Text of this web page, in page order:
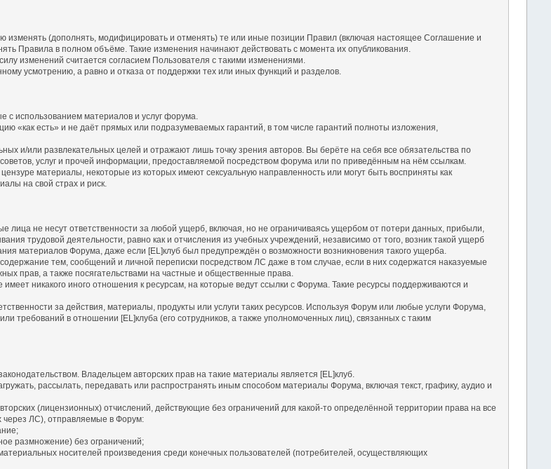
изменять (дополнять, модифицировать и отменять) те или иные позиции Правил (включая настоящее Соглашение и
Правила в полном объёме. Такие изменения начинают действовать с момента их опубликования.
изменений считается согласием Пользователя с такими изменениями.
усмотрению, а равно и отказа от поддержки тех или иных функций и разделов.
с использованием материалов и услуг форума.
«как есть» и не даёт прямых или подразумеваемых гарантий, в том числе гарантий полноты изложения,
и/или развлекательных целей и отражают лишь точку зрения авторов. Вы берёте на себя все обязательства по
услуг и прочей информации, предоставляемой посредством форума или по приведённым на нём ссылкам.
материалы, некоторые из которых имеют сексуальную направленность или могут быть восприняты как
на свой страх и риск.
лица не несут ответственности за любой ущерб, включая, но не ограничиваясь ущербом от потери данных, прибыли,
трудовой деятельности, равно как и отчисления из учебных учреждений, независимо от того, возник такой ущерб
материалов Форума, даже если [EL]клуб был предупреждён о возможности возникновения такого ущерба.
тем, сообщений и личной переписки посредством ЛС даже в том случае, если в них содержатся наказуемые
прав, а также посягательствами на частные и общественные права.
никакого иного отношения к ресурсам, на которые ведут ссылки с Форума. Такие ресурсы поддерживаются и
за действия, материалы, продукты или услуги таких ресурсов. Используя Форум или любые услуги Форума,
требований в отношении [EL]клуба (его сотрудников, а также уполномоченных лиц), связанных с таким
Владельцем авторских прав на такие материалы является [EL]клуб.
рассылать, передавать или распространять иным способом материалы Форума, включая текст, графику, аудио и
(лицензионных) отчислений, действующие без ограничений для какой-то определённой территории права на все
ЛС), отправляемые в Форум:
размножение) без ограничений;
носителей произведения среди конечных пользователей (потребителей, осуществляющих